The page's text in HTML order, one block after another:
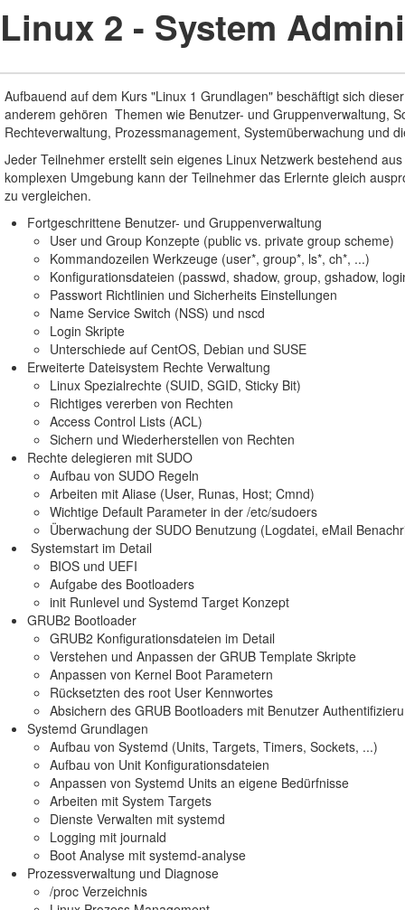
Linux 2 - System
Aufbauend auf dem Kurs "Linux 1 Grundlagen" beschäftigt sich
anderem gehören Themen wie Benutzer- und Gruppenverwaltung,
Rechteverwaltung, Prozessmanagement, Systemüberwachung und
Jeder Teilnehmer erstellt sein eigenes Linux Netzwerk bestehend
komplexen Umgebung kann der Teilnehmer das Erlernte gleich
zu vergleichen.
Fortgeschrittene Benutzer- und Gruppenverwaltung
User und Group Konzepte (public vs. private group scheme)
Kommandozeilen Werkzeuge (user*, group*, ls*, ch*, ...)
Konfigurationsdateien (passwd, shadow, group, gshadow,
Passwort Richtlinien und Sicherheits Einstellungen
Name Service Switch (NSS) und nscd
Login Skripte
Unterschiede auf CentOS, Debian und SUSE
Erweiterte Dateisystem Rechte Verwaltung
Linux Spezialrechte (SUID, SGID, Sticky Bit)
Richtiges vererben von Rechten
Access Control Lists (ACL)
Sichern und Wiederherstellen von Rechten
Rechte delegieren mit SUDO
Aufbau von SUDO Regeln
Arbeiten mit Aliase (User, Runas, Host; Cmnd)
Wichtige Default Parameter in der /etc/sudoers
Überwachung der SUDO Benutzung (Logdatei, eMail
Systemstart im Detail
BIOS und UEFI
Aufgabe des Bootloaders
init Runlevel und Systemd Target Konzept
GRUB2 Bootloader
GRUB2 Konfigurationsdateien im Detail
Verstehen und Anpassen der GRUB Template Skripte
Anpassen von Kernel Boot Parametern
Rücksetzten des root User Kennwortes
Absichern des GRUB Bootloaders mit Benutzer
Systemd Grundlagen
Aufbau von Systemd (Units, Targets, Timers, Sockets, ...)
Aufbau von Unit Konfigurationsdateien
Anpassen von Systemd Units an eigene Bedürfnisse
Arbeiten mit System Targets
Dienste Verwalten mit systemd
Logging mit journald
Boot Analyse mit systemd-analyse
Prozessverwaltung und Diagnose
/proc Verzeichnis